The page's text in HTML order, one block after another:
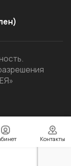
Контакты